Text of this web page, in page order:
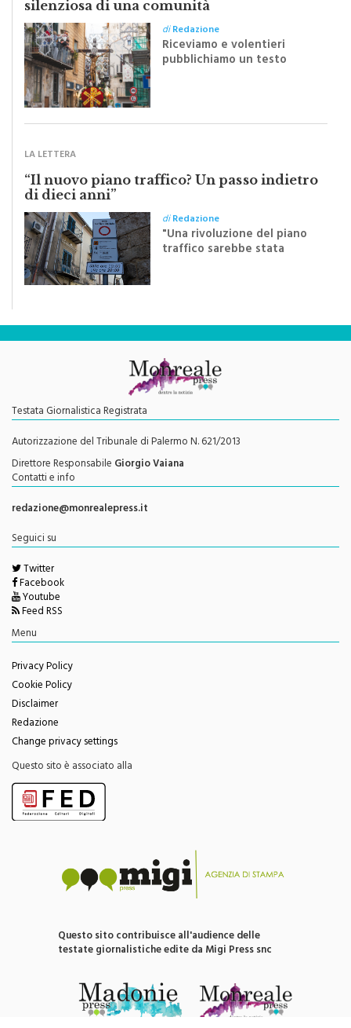
silenziosa di una comunità
diRedazione
Riceviamo e volentieri
pubblichiamo un testo
Festa del Santissimo
LA LETTERA
“Il nuovo piano traffico? Un passo indietro
di dieci anni”
diRedazione
"Una rivoluzione del piano
traffico sarebbe stata
Testata Giornalistica Registrata
Autorizzazione del Tribunale di Palermo N. 621/2013
Direttore Responsabile Giorgio Vaiana
Contatti e info
redazione@monrealepress.it
Seguici su
Twitter
Facebook
Youtube
Feed RSS
Menu
Privacy Policy
Cookie Policy
Disclaimer
Redazione
Change privacy settings
Questo sito è associato alla
Questo sito contribuisce all'audience delle
testate giornalistiche edite da Migi Press snc